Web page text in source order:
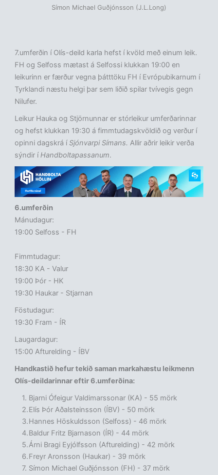
Símon Michael Guðjónsson (J.L.Long)
7.umferðin í Olís-deild karla hefst í kvöld með einum leik.
FH og Selfoss mætast á Selfossi klukkan 19:00 en
leikurinn er færður vegna þátttöku FH í Evrópubikarnum í
Tyrklandi næstu helgi þar sem liðið spilar tvívegis gegn
Nilufer.
Leikur Hauka og Stjörnunnar er stórleikur umferðarinnar
og hefst klukkan 19:30 á fimmtudagskvöldið og verður í
opinni dagskrá íSjónvarpi Símans. Allir aðrir leikir verða
sýndir íHandboltapassanum.
6.umferðin
Mánudagur:
19:00 Selfoss - FH
Fimmtudagur:
18:30 KA - Valur
19:00 Þór - HK
19:30 Haukar - Stjarnan
Föstudagur:
19:30 Fram - ÍR
Laugardagur:
15:00 Afturelding - ÍBV
Handkastið hefur tekið saman markahæstu leikmenn
Olís-deildarinnar eftir 6.umferðina:
Bjarni Ófeigur Valdimarssonar (KA) - 55 mörk
Elís Þór Aðalsteinsson (ÍBV) - 50 mörk
Hannes Höskuldsson (Selfoss) - 46 mörk
Baldur Fritz Bjarnason (ÍR) - 44 mörk
Árni Bragi Eyjólfsson (Afturelding) - 42 mörk
Freyr Aronsson (Haukar) - 39 mörk
Símon Michael Guðjónsson (FH) - 37 mörk